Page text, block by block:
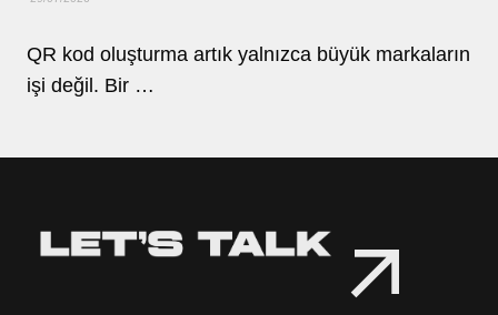
QR kod oluşturma artık yalnızca büyük markaların
işi değil. Bir …